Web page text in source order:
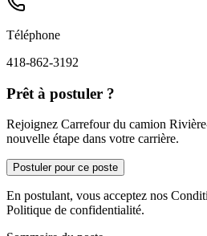
Téléphone
418-862-3192
Prêt à postuler ?
Rejoignez Carrefour du camion
nouvelle étape dans votre carrière.
Postuler pour ce poste
En postulant, vous acceptez nos
Politique de confidentialité.